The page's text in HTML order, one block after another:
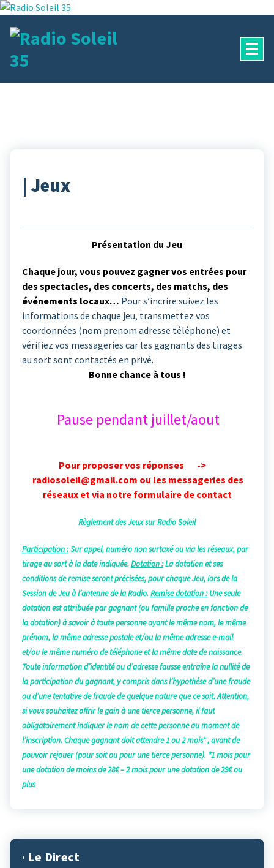
Aller
contenu
| Jeux
Présentation du Jeu
Chaque jour, vous pouvez gagner vos entrées pour
des spectacles, des concerts, des matchs, des
événements locaux… Pour s’incrire suivez les
informations de chaque jeu, transmettez vos
coordonnées (nom prenom adresse téléphone) et
vérifiez vos messageries car les gagnants des tirages
au sort sont contactés en privé.
Bonne chance à tous !
Pause pendant juillet/aout
Pour proposer vos réponses ->
radiosoleil@gmail.com ou les messageries des
réseaux et via notre formulaire de contact
Règlement des Jeux sur Radio Soleil
Participation :Sur appel, numéro non surtaxé ou via les réseaux, par
tirage au sort à la date indiquée.Dotation :La dotation et ses
conditions de remise seront précisées, pour chaque Jeu, lors de la
Session de Jeu à l’antenne de la Radio.Remise dotation : Une seule
dotation est attribuée par gagnant (ou famille proche en fonction de
la dotation) à savoir à toute personne ayant le même nom, le même
prénom, la même adresse postale et/ou la même adresse e-mail
et/ou le même numéro de téléphone et la même date de naissance.
Toute information d’identité ou d’adresse fausse entraîne la nullité de
la participation du gagnant, y compris dans l’hypothèse d’une fraude
ou d’une tentative de fraude de quelque nature que ce soit.Attention,
si vous souhaitez offrir le gain à une tierce personne, il faut
obligatoirement indiquer le nom de cette personne au moment de
l’inscription.Chaque gagnant doit attendre 1 ou 2 mois* , avant de
pouvoir rejouer (pour soit ou pour une tierce personne). *1 mois pour
une dotation de moins de 28€ – 2 mois pour une dotation de 29€ ou
plus
· Le Direct